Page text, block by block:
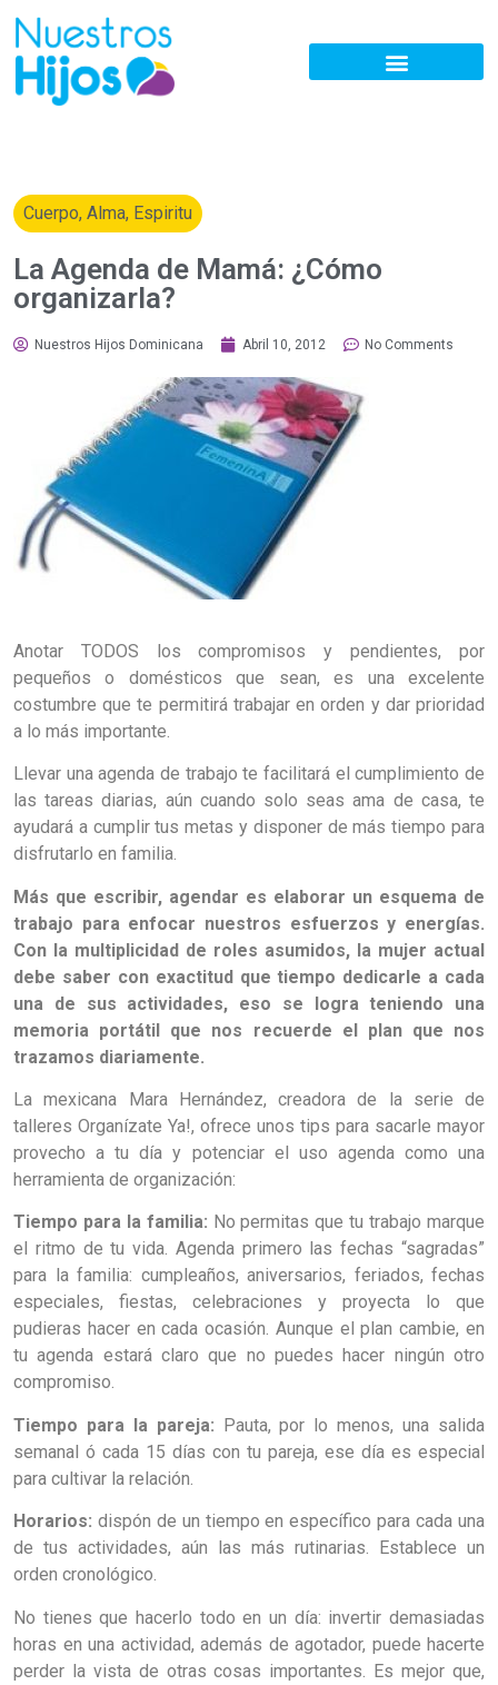
Cuerpo, Alma, Espiritu
La Agenda de Mamá: ¿Cómo
organizarla?
Nuestros Hijos Dominicana Abril 10, 2012 No Comments
Anotar TODOS los compromisos y pendientes, por
pequeños o domésticos que sean, es una excelente
costumbre que te permitirá trabajar en orden y dar prioridad
a lo más importante.
Llevar una agenda de trabajo te facilitará el cumplimiento de
las tareas diarias, aún cuando solo seas ama de casa, te
ayudará a cumplir tus metas y disponer de más tiempo para
disfrutarlo en familia.
Más que escribir, agendar es elaborar un esquema de
trabajo para enfocar nuestros esfuerzos y energías.
Con la multiplicidad de roles asumidos, la mujer actual
debe saber con exactitud que tiempo dedicarle a cada
una de sus actividades, eso se logra teniendo una
memoria portátil que nos recuerde el plan que nos
trazamos diariamente.
La mexicana Mara Hernández, creadora de la serie de
talleres Organízate Ya!, ofrece unos tips para sacarle mayor
provecho a tu día y potenciar el uso agenda como una
herramienta de organización:
Tiempo para la familia: No permitas que tu trabajo marque
el ritmo de tu vida. Agenda primero las fechas “sagradas”
para la familia: cumpleaños, aniversarios, feriados, fechas
especiales, fiestas, celebraciones y proyecta lo que
pudieras hacer en cada ocasión. Aunque el plan cambie, en
tu agenda estará claro que no puedes hacer ningún otro
compromiso.
Tiempo para la pareja: Pauta, por lo menos, una salida
semanal ó cada 15 días con tu pareja, ese día es especial
para cultivar la relación.
Horarios: dispón de un tiempo en específico para cada una
de tus actividades, aún las más rutinarias. Establece un
orden cronológico.
No tienes que hacerlo todo en un día: invertir demasiadas
horas en una actividad, además de agotador, puede hacerte
perder la vista de otras cosas importantes. Es mejor que,